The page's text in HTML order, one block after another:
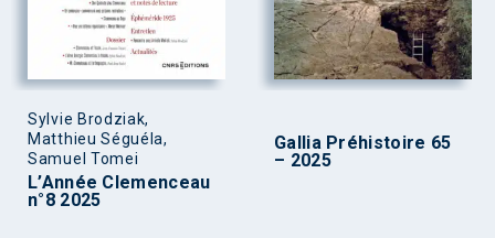
Sylvie Brodziak,
Matthieu Séguéla,
Samuel Tomei
L’Année Clemenceau
n°8 2025
Gallia Préhistoire 65
– 2025